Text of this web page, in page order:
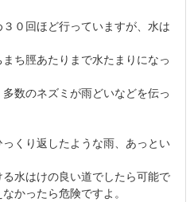
０回ほど行っていますが、水は
ち脛あたりまで水たまりになっ
数のネズミが雨どいなどを伝っ
くり返したような雨、あっとい
水はけの良い道でしたら可能で
かったら危険ですよ。